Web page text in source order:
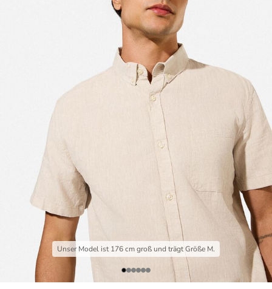
Unser Model ist 176 cm groß und trägt Größe M.